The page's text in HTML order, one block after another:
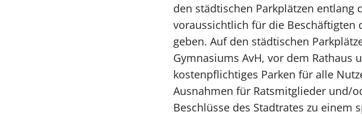
den städtischen Parkplätzen entlang
voraussichtlich für die Beschäftigten
geben. Auf den städtischen
Gymnasiums AvH, vor dem Rathaus
kostenpflichtiges Parken für alle
Ausnahmen für Ratsmitglieder und/
Beschlüsse des Stadtrates zu einem